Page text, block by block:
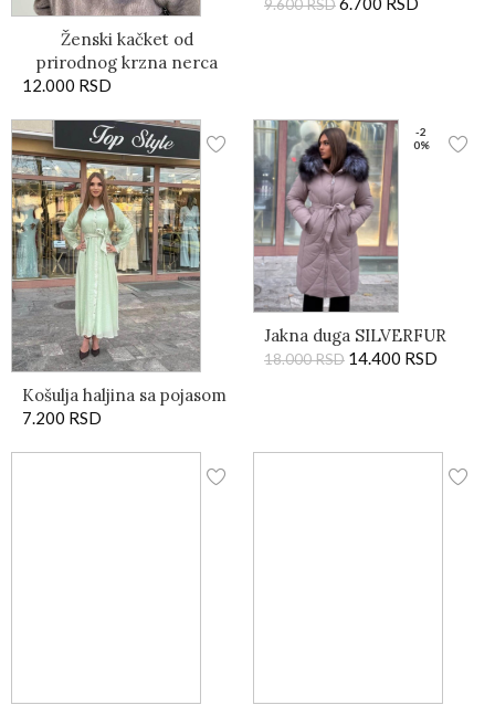
Ženski kačket od
prirodnog krzna nerca
12.000 RSD
9.600RSD
Košulja haljina sa pojasom
7.200 RSD
-2
0%
Jakna duga SILVERFUR
18.000RSD 14.400 RSD